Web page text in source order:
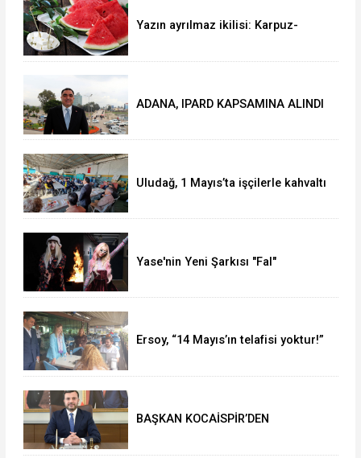
Yazın ayrılmaz ikilisi: Karpuz-
ADANA, IPARD KAPSAMINA ALINDI
Uludağ, 1 Mayıs’ta işçilerle kahvaltı
Yase'nin Yeni Şarkısı "Fal"
Ersoy, “14 Mayıs’ın telafisi yoktur!”
BAŞKAN KOCAİSPİR’DEN